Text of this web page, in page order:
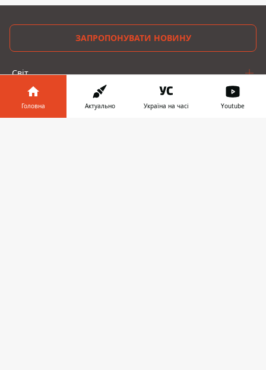
ЗАПРОПОНУВАТИ НОВИНУ
Світ
Україна
Головна Актуально Україна на часі Youtube